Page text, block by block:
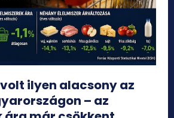
ilyen alacsony az
– az